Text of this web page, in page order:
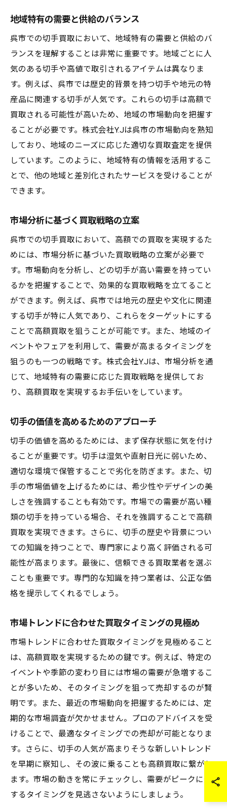
地域特有の需要と供給のバランス
呉市での切手買取において、地域特有の需要と供給のバ
ランスを理解することは非常に重要です。地域ごとに人
気のある切手や高値で取引されるアイテムは異なりま
す。例えば、呉市では歴史的背景を持つ切手や地元の特
産品に関連する切手が人気です。これらの切手は高額で
買取される可能性が高いため、地域の市場動向を把握す
ることが必要です。株式会社Y.Jは呉市の市場動向を熟知
しており、地域のニーズに応じた適切な買取査定を提供
しています。このように、地域特有の情報を活用するこ
とで、他の地域と差別化されたサービスを受けることが
できます。
市場分析に基づく買取戦略の立案
呉市での切手買取において、高額での買取を実現するた
めには、市場分析に基づいた買取戦略の立案が必要で
す。市場動向を分析し、どの切手が高い需要を持ってい
るかを把握することで、効果的な買取戦略を立てること
ができます。例えば、呉市では地元の歴史や文化に関連
する切手が特に人気であり、これらをターゲットにする
ことで高額買取を狙うことが可能です。また、地域のイ
ベントやフェアを利用して、需要が高まるタイミングを
狙うのも一つの戦略です。株式会社Y.Jは、市場分析を通
じて、地域特有の需要に応じた買取戦略を提供してお
り、高額買取を実現するお手伝いをしています。
切手の価値を高めるためのアプローチ
切手の価値を高めるためには、まず保存状態に気を付け
ることが重要です。切手は湿気や直射日光に弱いため、
適切な環境で保管することで劣化を防ぎます。また、切
手の市場価値を上げるためには、希少性やデザインの美
しさを強調することも有効です。市場での需要が高い種
類の切手を持っている場合、それを強調することで高額
買取を実現できます。さらに、切手の歴史や背景につい
ての知識を持つことで、専門家により高く評価される可
能性が高まります。最後に、信頼できる買取業者を選ぶ
ことも重要です。専門的な知識を持つ業者は、公正な価
格を提示してくれるでしょう。
市場トレンドに合わせた買取タイミングの見極め
市場トレンドに合わせた買取タイミングを見極めること
は、高額買取を実現するための鍵です。例えば、特定の
イベントや季節の変わり目には市場の需要が急増するこ
とが多いため、そのタイミングを狙って売却するのが賢
明です。また、最近の市場動向を把握するためには、定
期的な市場調査が欠かせません。プロのアドバイスを受
けることで、最適なタイミングでの売却が可能となりま
す。さらに、切手の人気が高まりそうな新しいトレンド
を早期に察知し、その波に乗ることも高額買取に繋がり
ます。市場の動きを常にチェックし、需要がピークに達
するタイミングを見逃さないようにしましょう。